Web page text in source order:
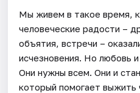
Мы живем в такое время,
человеческие радости –
объятия, встречи –
исчезновения. Но любовь
Они нужны всем. Они и
который помогает выжить